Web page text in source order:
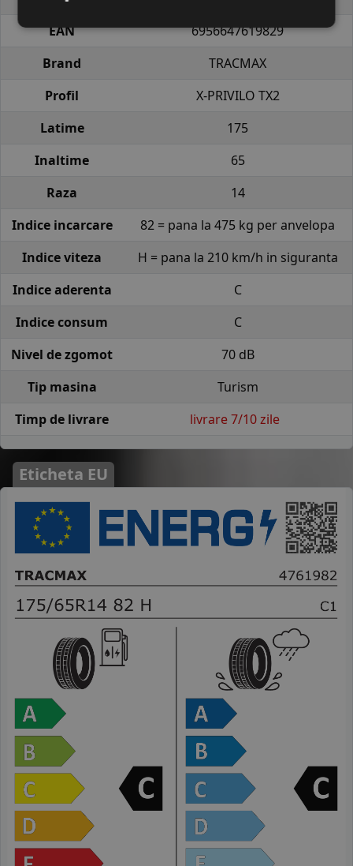
EAN
6956647619829
Brand
TRACMAX
Profil
X-PRIVILO TX2
Latime
175
Inaltime
65
Raza
14
Indice incarcare
82 = pana la 475 kg per anvelopa
Indice viteza
H = pana la 210 km/h in siguranta
Indice aderenta
C
Indice consum
C
Nivel de zgomot
70 dB
Tip masina
Turism
Timp de livrare
livrare 7/10 zile
Eticheta EU